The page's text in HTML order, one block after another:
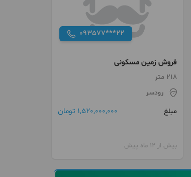
093577***22
فروش زمین مسکونی
218 متر
رودسر
مبلغ
1,520,000,000 تومان
بیش از 12 ماه پیش